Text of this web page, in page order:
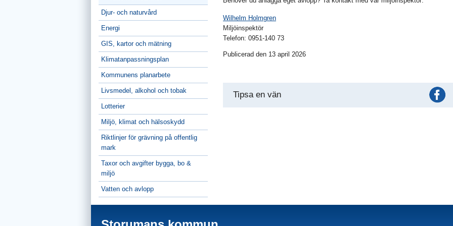
Djur- och naturvård
Energi
GIS, kartor och mätning
Klimatanpassningsplan
Kommunens planarbete
Livsmedel, alkohol och tobak
Lotterier
Miljö, klimat och hälsoskydd
Riktlinjer för grävning på offentlig
mark
Taxor och avgifter bygga, bo &
miljö
Vatten och avlopp
Wilhelm Holmgren
Miljöinspektör
Telefon: 0951-140 73
Publicerad den 13 april 2026
Tipsa en vän